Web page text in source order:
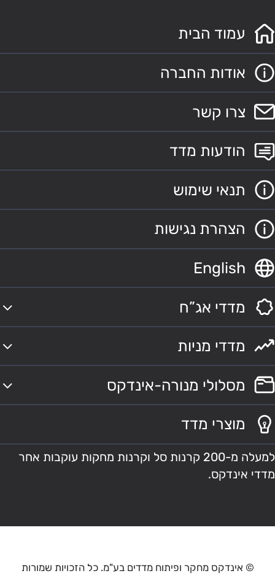
עמוד הבית
אודות החברה
צרו קשר
הודעות מדד
תנאי שימוש
הצהרת נגישות
English
מדדי אג”ח
מדדי מניות
מסלולי מנורה-אינדקס
מוצרי מדד
למעלה מ-200 קרנות סל וקרנות מחקות עוקבות אחר
מדדי אינדקס.
© אינדקס מחקר ופיתוח מדדים בע"מ. כל הזכויות שמורות